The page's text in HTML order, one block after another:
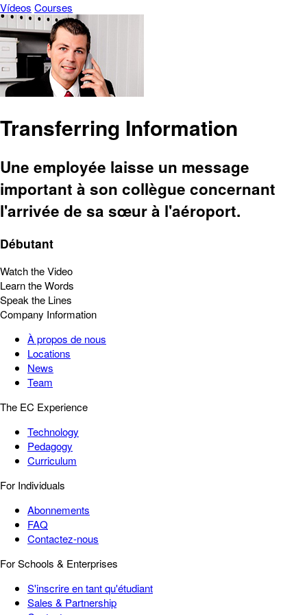
Vídeos Courses
Transferring Information
Une employée laisse un message
important à son collègue concernant
l'arrivée de sa sœur à l'aéroport.
Débutant
Watch the Video
Learn the Words
Speak the Lines
Company Information
À propos de nous
Locations
News
Team
The EC Experience
Technology
Pedagogy
Curriculum
For Individuals
Abonnements
FAQ
Contactez-nous
For Schools & Enterprises
S'inscrire en tant qu'étudiant
Sales & Partnership